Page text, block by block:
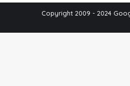
Copyright 2009 - 2024